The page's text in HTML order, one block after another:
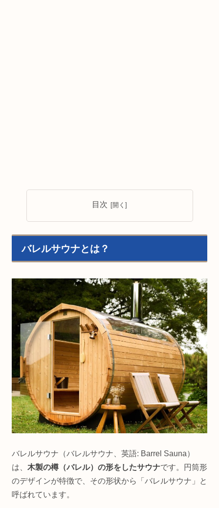
目次
バレルサウナとは？
バレルサウナ（バレルサウナ、英語: Barrel Sauna）
は、 木製の樽（バレル）の形をしたサウナです。円筒形
のデザインが特徴で、その形状から「バレルサウナ」と
呼ばれています。